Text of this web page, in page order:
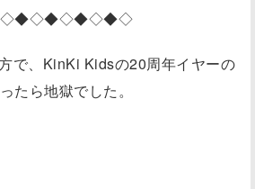
で、KinKi Kidsの20周年イヤーの
たら地獄でした。